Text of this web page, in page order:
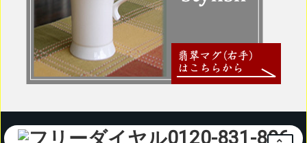
0120-831-806